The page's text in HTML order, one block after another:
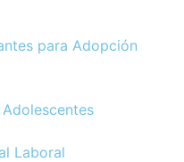
para Adopción
Laboral